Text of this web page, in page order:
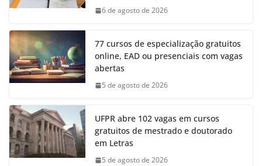
6 de agosto de 2026
77 cursos de especialização gratuitos
online, EAD ou presenciais com vagas
abertas
5 de agosto de 2026
UFPR abre 102 vagas em cursos
gratuitos de mestrado e doutorado
em Letras
5 de agosto de 2026